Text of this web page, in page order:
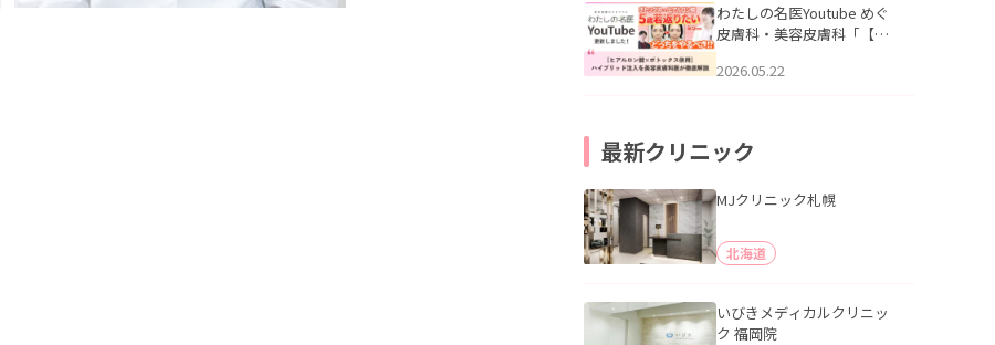
た。
わたしの名医Youtube めぐ
皮膚科・美容皮膚科「【ヒ
用】ハイブリッド注入を美
2026.05.22
最新クリニック
MJクリニック札幌
北海道
いびきメディカルクリニッ
ク 福岡院